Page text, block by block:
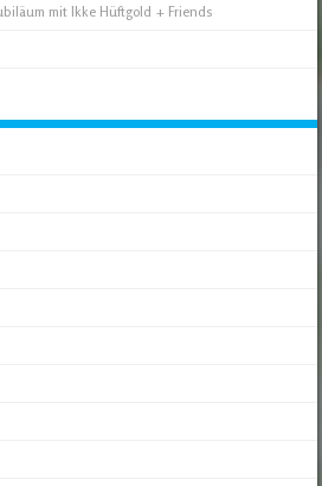
mit Ikke Hüftgold + Friends